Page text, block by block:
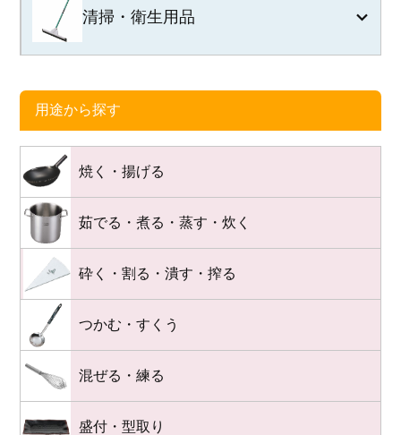
清掃・衛生用品
用途から探す
焼く・揚げる
茹でる・煮る・蒸す・炊く
砕く・割る・潰す・搾る
つかむ・すくう
混ぜる・練る
盛付・型取り